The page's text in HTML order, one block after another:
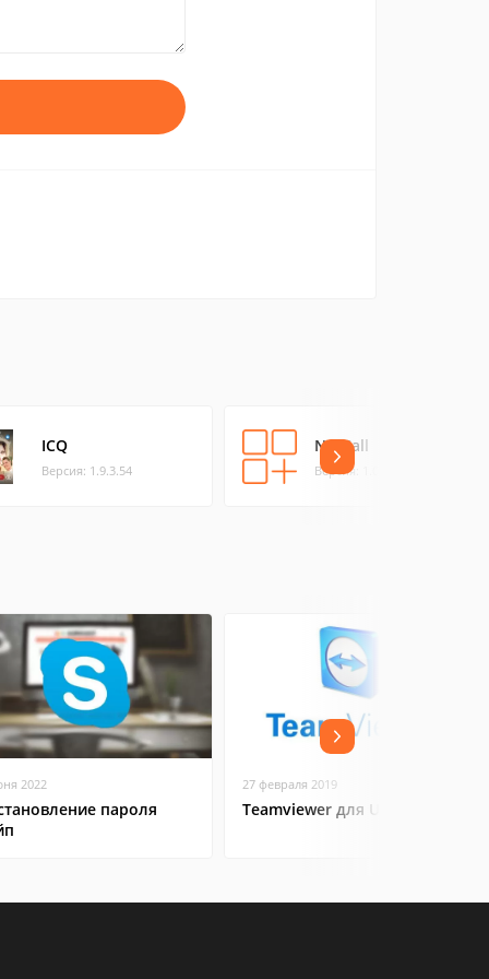
ICQ
Версия: 1.9.3.54
NetCall
Версия: 1.0.0.0
2022
пароля
27 февраля 2019
Teamviewer для Ubuntu